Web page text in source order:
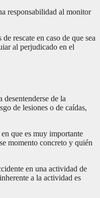
responsabilidad al monitor
rescate en caso de que sea
al perjudicado en el
de la
de lesiones o de caídas,
que es muy importante
momento concreto y quién
en una actividad de
a la actividad es